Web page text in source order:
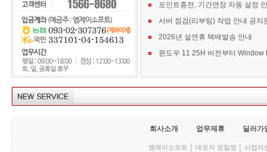
포인트충전, 기간연장 자동 설정
서버 점검(리부팅) 작업 안내 공지
2026년 설연휴 택배발송 안내
회사소개 업무제휴 딜러가
엠제이소프트 │ 대표자 정일영 │ 사업